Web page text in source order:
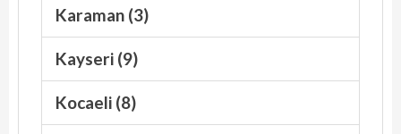
Karaman (3)
Kayseri (9)
Kocaeli (8)